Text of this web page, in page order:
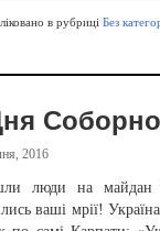
в рубриці Без
2016
люди на майдан
ваші мрії!